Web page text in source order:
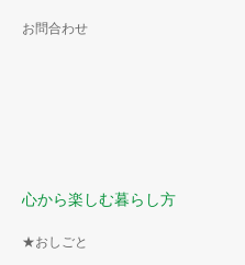
お問合わせ
心から楽しむ暮らし方
★おしごと